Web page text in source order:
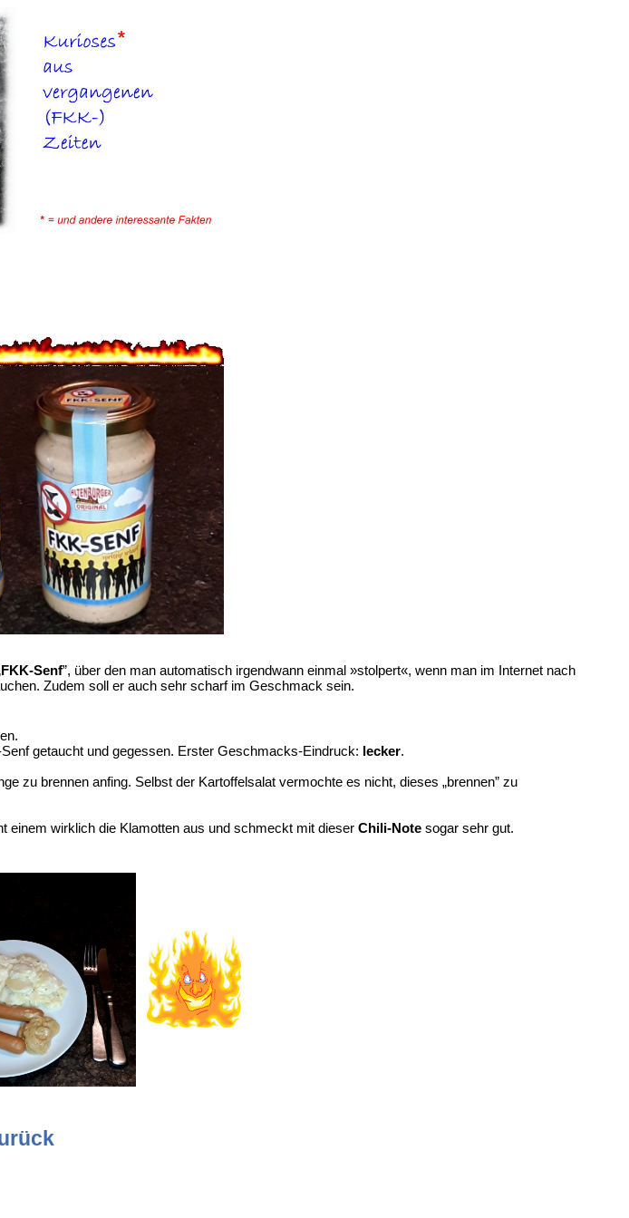
FKK-Senf”, über den man automatisch irgendwann einmal »stolpert«, wenn man im Internet nach
Zudem soll er auch sehr scharf im Geschmack sein.
getaucht und gegessen. Erster Geschmacks-Eindruck: lecker.
zu brennen anfing. Selbst der Kartoffelsalat vermochte es nicht, dieses „brennen” zu
einem wirklich die Klamotten aus und schmeckt mit dieser Chili-Note sogar sehr gut.